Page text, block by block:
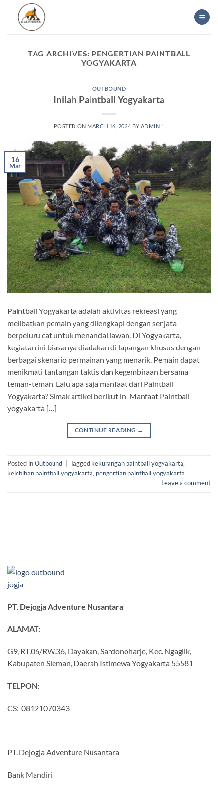
content
TAG ARCHIVES: PENGERTIAN PAINTBALL
YOGYAKARTA
OUTBOUND
Inilah Paintball Yogyakarta
POSTED ON MARCH 16, 2024 BY ADMIN 1
16
Mar
Paintball Yogyakarta adalah aktivitas rekreasi yang
melibatkan pemain yang dilengkapi dengan senjata
berpeluru cat untuk menandai lawan. Di Yogyakarta,
kegiatan ini biasanya diadakan di lapangan khusus dengan
berbagai skenario permainan yang menarik. Pemain dapat
menikmati tantangan taktis dan kegembiraan bersama
teman-teman. Lalu apa saja manfaat dari Paintball
Yogyakarta? Simak artikel berikut ini Manfaat Paintball
yogyakarta […]
CONTINUE READING →
Posted inOutbound Tagged kekurangan paintball yogyakarta,
kelebihan paintball yogyakarta, pengertian paintball yogyakarta
Leave a comment
PT. Dejogja Adventure Nusantara
ALAMAT:
G9, RT.06/RW.36, Dayakan, Sardonoharjo, Kec. Ngaglik,
Kabupaten Sleman, Daerah Istimewa Yogyakarta 55581
TELPON:
CS: 08121070343
PT. Dejogja Adventure Nusantara
Bank Mandiri